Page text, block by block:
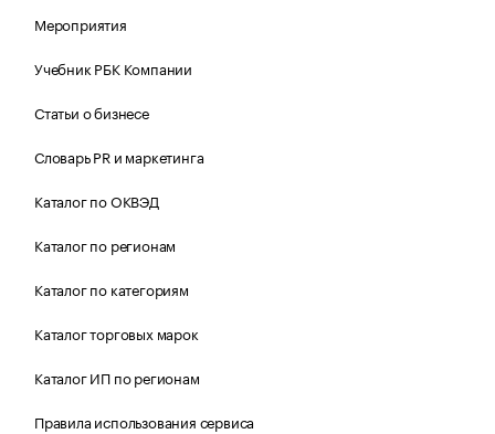
Мероприятия
Учебник РБК Компании
Статьи о бизнесе
Словарь PR и маркетинга
Каталог по ОКВЭД
Каталог по регионам
Каталог по категориям
Каталог торговых марок
Каталог ИП по регионам
Правила использования сервиса